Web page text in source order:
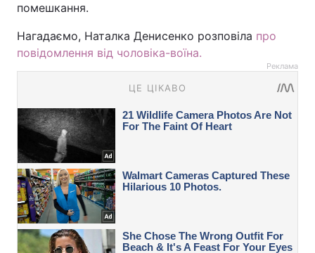
помешкання.
Нагадаємо, Наталка Денисенко розповіла про
повідомлення від чоловіка-воїна.
Реклама